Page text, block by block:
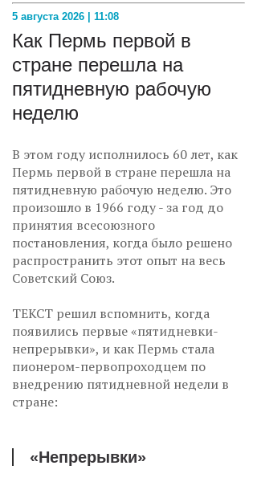
5 августа 2026 | 11:08
Как Пермь первой в
стране перешла на
пятидневную рабочую
неделю
В этом году исполнилось 60 лет, как
Пермь первой в стране перешла на
пятидневную рабочую неделю. Это
произошло в 1966 году - за год до
принятия всесоюзного
постановления, когда было решено
распространить этот опыт на весь
Советский Союз.
ТЕКСТ решил вспомнить, когда
появились первые «пятидневки-
непрерывки», и как Пермь стала
пионером-первопроходцем по
внедрению пятидневной недели в
стране:
«Непрерывки»